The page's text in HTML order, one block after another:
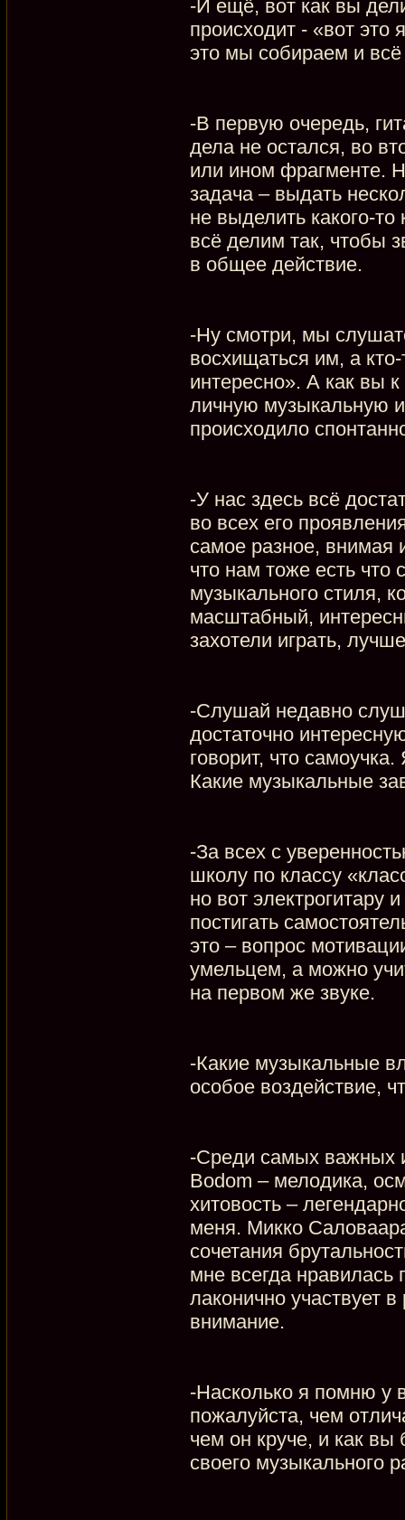
-И ещё, вот как вы
происходит - «вот это
это мы собираем и всё
-В первую очередь,
дела не остался, во
или ином фрагменте.
задача – выдать
не выделить какого-
всё делим так, чтобы
в общее действие.
-Ну смотри, мы
восхищаться им, а
интересно». А как вы
личную музыкальную
происходило
-У нас здесь всё
во всех его
самое разное, внимая
что нам тоже есть что
музыкального стиля,
масштабный,
захотели играть,
-Слушай недавно
достаточно
говорит, что
Какие музыкальные
-За всех с
школу по классу
но вот электрогитару
постигать
это – вопрос
умельцем, а можно
на первом же звуке.
-Какие музыкальные
особое воздействие,
-Среди самых важных
Bodom – мелодика,
хитовость –
меня. Микко
сочетания
мне всегда нравилась
лаконично участвует
внимание.
-Насколько я помню у
пожалуйста, чем
чем он круче, и как вы
своего музыкального